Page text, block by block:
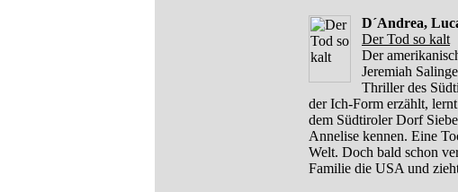
D´Andrea,
Der Tod so kalt
Der
Jeremiah
Thriller des
der Ich-Form erzählt,
dem Südtiroler Dorf
Annelise kennen. Eine
Welt. Doch bald schon
Familie die USA und